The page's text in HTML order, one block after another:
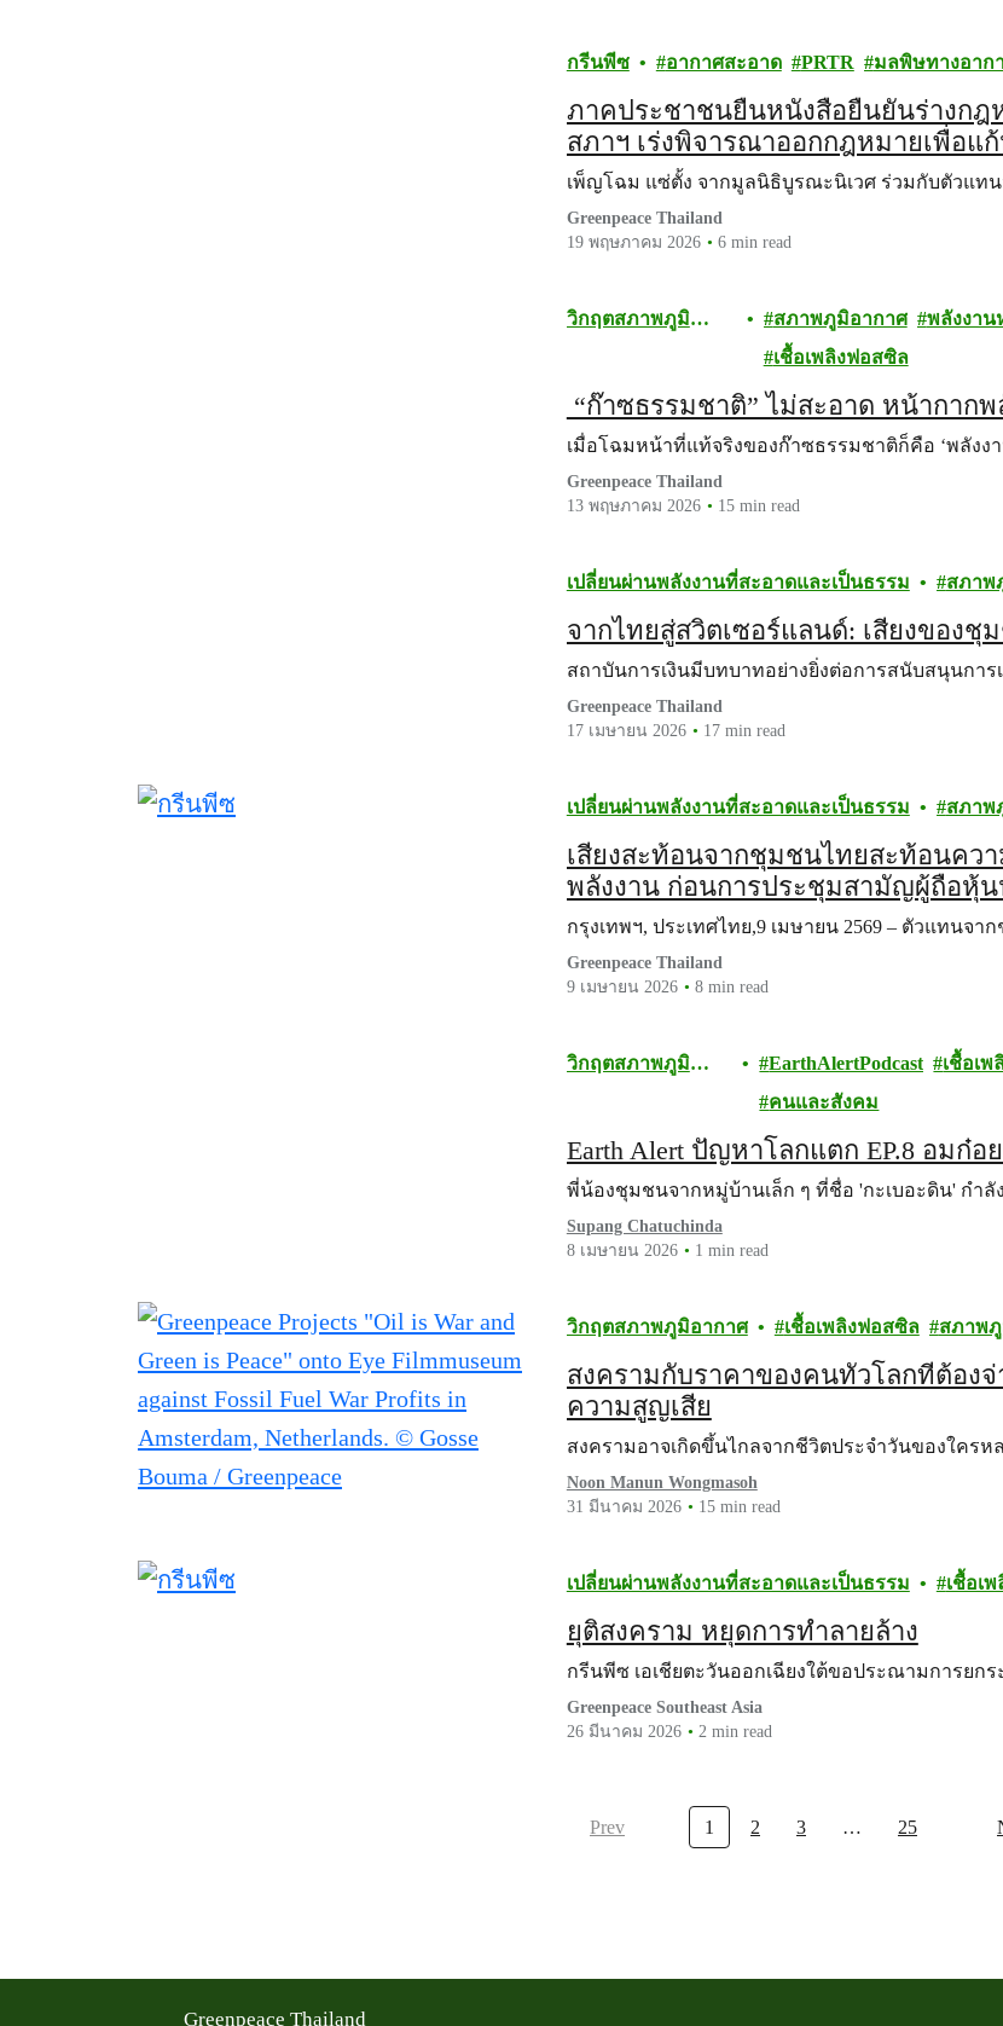
กรีนพีซ อากาศสะอาด PRTR มลพิษทางอาก
ภาคประชาชนยื่นหนังสือยืนยันร่างกฎ
สภาฯ เร่งพิจารณาออกกฎหมายเพื่อ
เพ็ญโฉม แซ่ตั้ง จากมูลนิธิบูรณะนิเวศ ร่วมกับตัวแท
Greenpeace Thailand
19 พฤษภาคม 2026
6 min read
วิกฤตสภาพภูมิ
สภาพภูมิอากาศ พลังงาน
เชื้อเพลิงฟอสซิล
“ก๊าซธรรมชาติ” ไม่สะอาด หน้ากาก
เมื่อโฉมหน้าที่แท้จริงของก๊าซธรรมชาติก็คือ ‘พลัง
Greenpeace Thailand
13 พฤษภาคม 2026
15 min read
เปลี่ยนผ่านพลังงานที่สะอาดและเป็นธรรม สภาพ
จากไทยสู่สวิตเซอร์แลนด์: เสียงของ
สถาบันการเงินมีบทบาทอย่างยิ่งต่อการสนับสนุนกา
Greenpeace Thailand
17 เมษายน 2026
17 min read
เปลี่ยนผ่านพลังงานที่สะอาดและเป็นธรรม สภาพ
เสียงสะท้อนจากชุมชนไทยสะท้อนควา
พลังงาน ก่อนการประชุมสามัญผู้ถือหุ้น
กรุงเทพฯ, ประเทศไทย,9 เมษายน 2569 – ตัวแทนจ
Greenpeace Thailand
9 เมษายน 2026
8 min read
วิกฤตสภาพภูมิ
EarthAlertPodcast เชื้อเ
คนและสังคม
Earth Alert ปัญหาโลกแตก EP.8 อมก๋
พี่น้องชุมชนจากหมู่บ้านเล็ก ๆ ที่ชื่อ 'กะเบอะดิน' กำ
Supang Chatuchinda
8 เมษายน 2026
1 min read
วิกฤตสภาพภูมิอากาศ เชื้อเพลิงฟอสซิล สภาพ
สงครามกับราคาของคนทั่วโลกที่ต้อง
ความสูญเสีย
สงครามอาจเกิดขึ้นไกลจากชีวิตประจำวันของใคร
Noon Manun Wongmasoh
31 มีนาคม 2026
15 min read
เปลี่ยนผ่านพลังงานที่สะอาดและเป็นธรรม เชื้อเ
​​ยุติสงคราม หยุดการทำลายล้าง
กรีนพีซ เอเชียตะวันออกเฉียงใต้ขอประณามการยก
Greenpeace Southeast Asia
26 มีนาคม 2026
2 min read
Prev 1 2 3 … 25
Greenpeace Thailand